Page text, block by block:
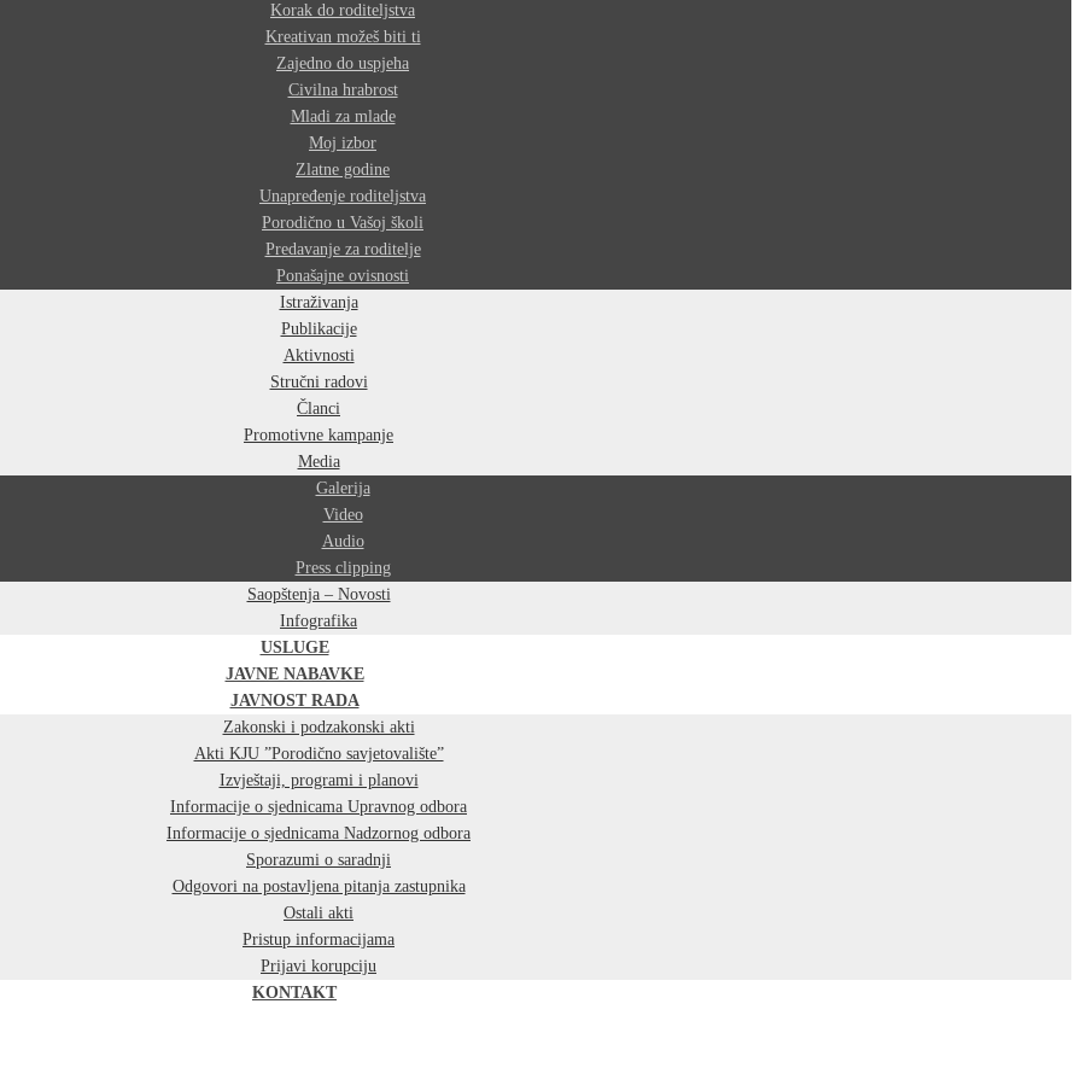
Korak do roditeljstva
Kreativan možeš biti ti
Zajedno do uspjeha
Civilna hrabrost
Mladi za mlade
Moj izbor
Zlatne godine
Unapređenje roditeljstva
Porodično u Vašoj školi
Predavanje za roditelje
Ponašajne ovisnosti
Istraživanja
Publikacije
Aktivnosti
Stručni radovi
Članci
Promotivne kampanje
Media
Galerija
Video
Audio
Press clipping
Saopštenja – Novosti
Infografika
USLUGE
JAVNE NABAVKE
JAVNOST RADA
Zakonski i podzakonski akti
Akti KJU ”Porodično savjetovalište”
Izvještaji, programi i planovi
Informacije o sjednicama Upravnog odbora
Informacije o sjednicama Nadzornog odbora
Sporazumi o saradnji
Odgovori na postavljena pitanja zastupnika
Ostali akti
Pristup informacijama
Prijavi korupciju
KONTAKT